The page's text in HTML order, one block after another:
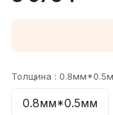
Толщина :
0.8мм*0.5мм